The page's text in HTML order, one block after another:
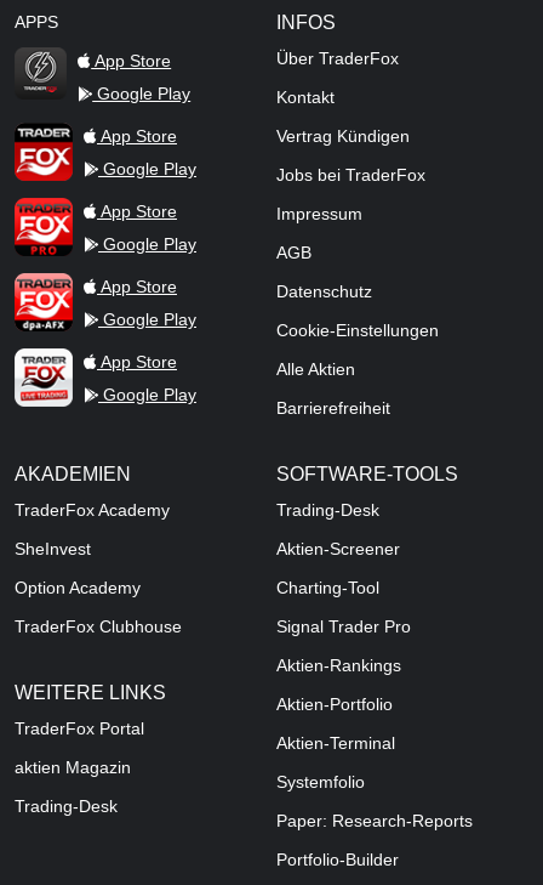
APPS
TraderFox Flash
App Store
Google Play
TraderFox AppApp Store
Google Play
TraderFox ProApp Store
Google Play
TraderFox dpa-AFX ProFeed
App Store
Google Play
TraderFox Live Trading
App Store
Google Play
INFOS
Über TraderFox
Kontakt
Vertrag Kündigen
Jobs bei TraderFox
Impressum
AGB
Datenschutz
Cookie-Einstellungen
Alle Aktien
Barrierefreiheit
AKADEMIEN
TraderFox Academy
SheInvest
Option Academy
TraderFox Clubhouse
WEITERE LINKS
TraderFox Portal
aktien Magazin
Trading-Desk
SOFTWARE-TOOLS
Trading-Desk
Aktien-Screener
Charting-Tool
Signal Trader Pro
Aktien-Rankings
Aktien-Portfolio
Aktien-Terminal
Systemfolio
Paper: Research-Reports
Portfolio-Builder